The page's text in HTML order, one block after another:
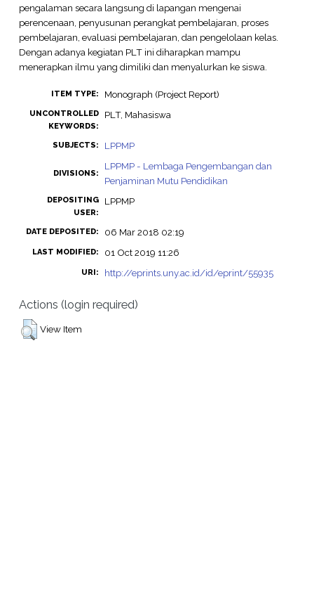
pengalaman secara langsung di lapangan mengenai
perencenaan, penyusunan perangkat pembelajaran, proses
pembelajaran, evaluasi pembelajaran, dan pengelolaan kelas.
Dengan adanya kegiatan PLT ini diharapkan mampu
menerapkan ilmu yang dimiliki dan menyalurkan ke siswa.
ITEM TYPE: Monograph (Project Report)
UNCONTROLLED
KEYWORDS:
PLT, Mahasiswa
SUBJECTS: LPPMP
DIVISIONS:
LPPMP - Lembaga Pengembangan dan
Penjaminan Mutu Pendidikan
DEPOSITING
USER:
LPPMP
DATE DEPOSITED: 06 Mar 2018 02:19
LAST MODIFIED: 01 Oct 2019 11:26
URI: http://eprints.uny.ac.id/id/eprint/55935
Actions (login required)
View Item